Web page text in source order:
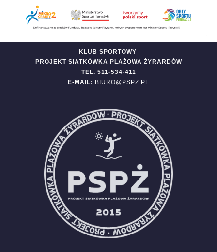
KLUB SPORTOWY
PROJEKT SIATKÓWKA PLAŻOWA ŻYRARDÓW
TEL. 511-534-411
E-MAIL: BIURO@PSPZ.PL